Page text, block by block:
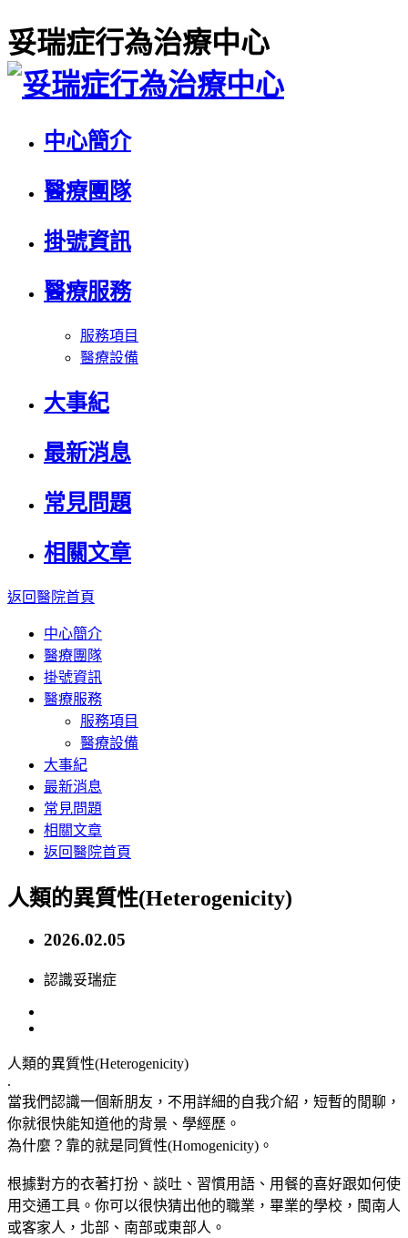
妥瑞症行為治療中心
中心簡介
醫療團隊
掛號資訊
醫療服務
服務項目
醫療設備
大事紀
最新消息
常見問題
相關文章
返回醫院首頁
中心簡介
醫療團隊
掛號資訊
醫療服務
服務項目
醫療設備
大事紀
最新消息
常見問題
相關文章
返回醫院首頁
人類的異質性(Heterogenicity)
2026.02.05
認識妥瑞症
人類的異質性(Heterogenicity)
.
當我們認識一個新朋友，不用詳細的自我介紹，短暫的閒聊，
你就很快能知道他的背景、學經歷。
為什麼？靠的就是同質性(Homogenicity)。
根據對方的衣著打扮、談吐、習慣用語、用餐的喜好跟如何使
用交通工具。你可以很快猜出他的職業，畢業的學校，閩南人
或客家人，北部、南部或東部人。